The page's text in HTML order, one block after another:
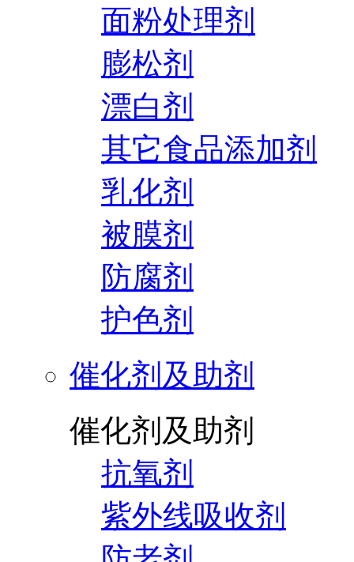
面粉处理剂
膨松剂
漂白剂
其它食品添加剂
乳化剂
被膜剂
防腐剂
护色剂
催化剂及助剂
催化剂及助剂
抗氧剂
紫外线吸收剂